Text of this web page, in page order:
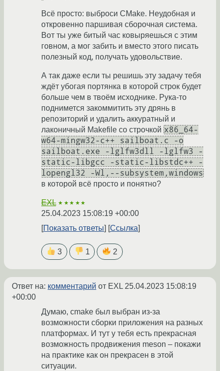
Всё просто: выброси CMake. Неудобная и
откровенно паршивая сборочная система.
Вот ты уже битый час ковыряешься с этим
говном, а мог забить и вместо этого писать
полезный код, получать удовольствие.
А так даже если ты решишь эту задачу тебя
ждёт убогая портянка в которой строк будет
больше чем в твоём исходнике. Рука-то
поднимется закоммитить эту дрянь в
репозиторий и удалить аккуратный и
лаконичный Makefile со строчкой x86_64-
w64-mingw32-c++ sailboat.c -o
sailboat.exe -lglfw3dll -lglfw3 -
static-libgcc -static-libstdc++ -
lopengl32 -Wl,--subsystem,windows
в которой всё просто и понятно?
EXL ★★★★★
25.04.2023 15:08:19 +00:00
Показать ответы
Ссылка
3 1 2
Ответ на: комментарий от EXL 25.04.2023 15:08:19
+00:00
Думаю, cmake был выбран из-за
возможности сборки приложения на разных
платформах. И тут у тебя есть прекрасная
возможность продвижения meson – покажи
на практике как он прекрасен в этой
ситуации.